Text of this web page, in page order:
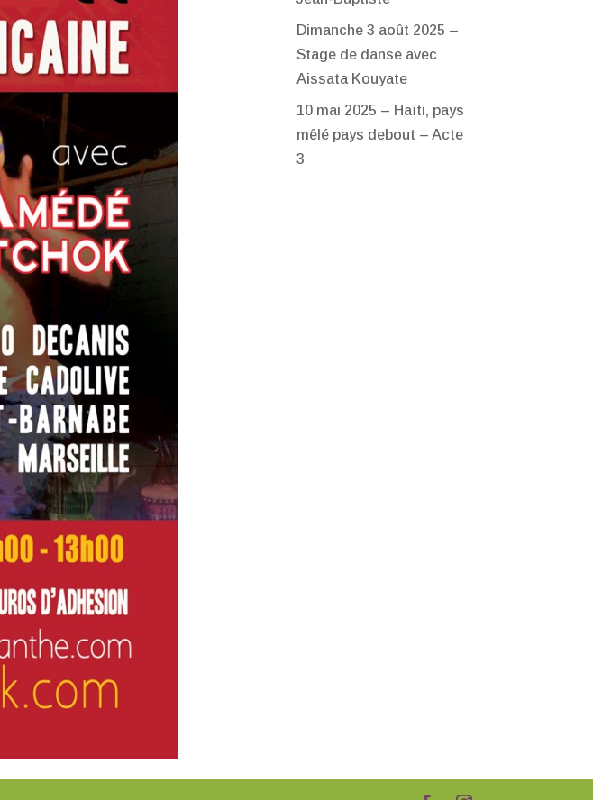
Dimanche 3 août 2025 –
Stage de danse avec
Aissata Kouyate
10 mai 2025 – Haïti, pays
mêlé pays debout – Acte
3